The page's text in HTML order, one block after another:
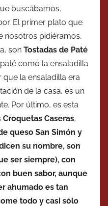
buscábamos,
El primer plato que
nosotros pidiéramos,
son Tostadas de Paté
como la ensaladilla
la ensaladilla era
de la casa, es un
Por último, es esta
Croquetas Caseras,
queso San Simón y
su nombre, son
ser siempre), con
buen sabor, aunque
ahumado es tan
todo y casi sólo